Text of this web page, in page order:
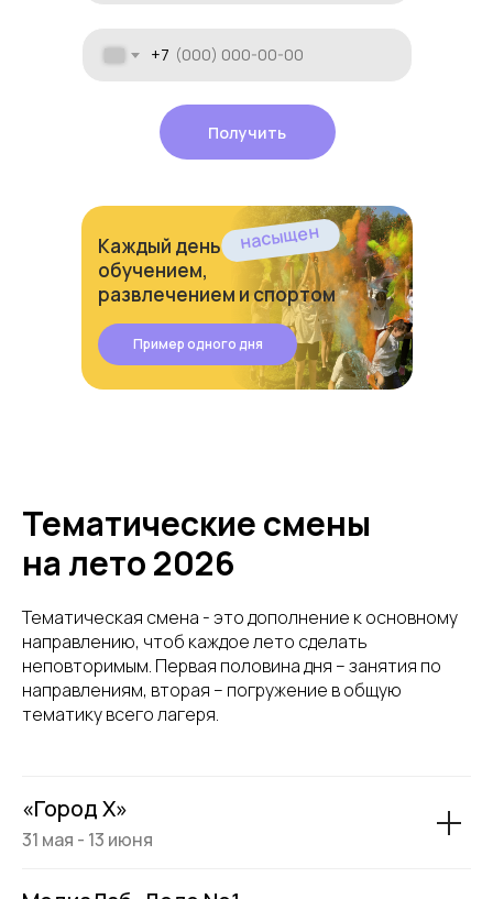
+7
Получить
Пример одного дня
Каждый день
обучением,
развлечением и спортом
насыщен
Тематические смены
на лето 2026
Тематическая смена - это дополнение к основному
направлению, чтоб каждое лето сделать
неповторимым. Первая половина дня – занятия по
направлениям, вторая – погружение в общую
тематику всего лагеря.
«Город Х»
31 мая - 13 июня